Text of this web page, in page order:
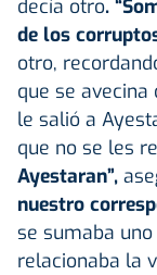
decía otro.
de los
otro,
que se
le salió a
que no se les
Ayestaran”,
nuestro
se sumaba
relacionaba la